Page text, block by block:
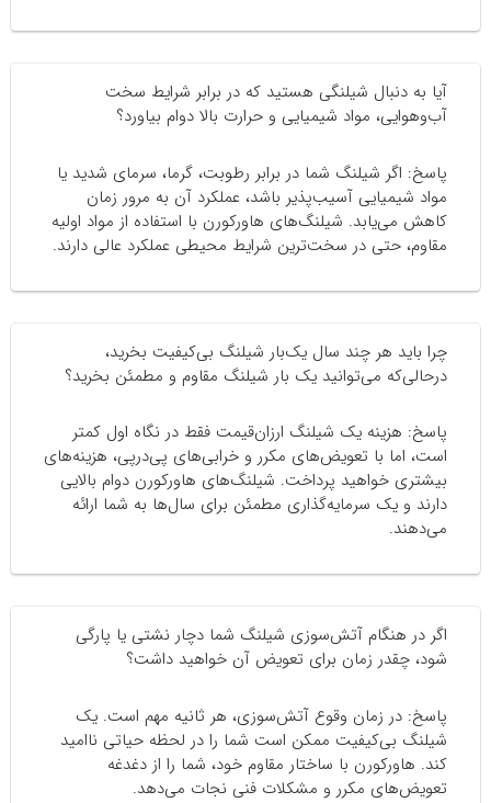
آیا به دنبال شیلنگی هستید که در برابر شرایط سخت
آب‌وهوایی، مواد شیمیایی و حرارت بالا دوام بیاورد؟
پاسخ: اگر شیلنگ شما در برابر رطوبت، گرما، سرمای شدید یا
مواد شیمیایی آسیب‌پذیر باشد، عملکرد آن به مرور زمان
کاهش می‌یابد. شیلنگ‌های هاورکورن با استفاده از مواد اولیه
مقاوم، حتی در سخت‌ترین شرایط محیطی عملکرد عالی دارند.
چرا باید هر چند سال یک‌بار شیلنگ بی‌کیفیت بخرید،
درحالی‌که می‌توانید یک بار شیلنگ مقاوم و مطمئن بخرید؟
پاسخ: هزینه یک شیلنگ ارزان‌قیمت فقط در نگاه اول کمتر
است، اما با تعویض‌های مکرر و خرابی‌های پی‌درپی، هزینه‌های
بیشتری خواهید پرداخت. شیلنگ‌های هاورکورن دوام بالایی
دارند و یک سرمایه‌گذاری مطمئن برای سال‌ها به شما ارائه
می‌دهند.
اگر در هنگام آتش‌سوزی شیلنگ شما دچار نشتی یا پارگی
شود، چقدر زمان برای تعویض آن خواهید داشت؟
پاسخ: در زمان وقوع آتش‌سوزی، هر ثانیه مهم است. یک
شیلنگ بی‌کیفیت ممکن است شما را در لحظه حیاتی ناامید
کند. هاورکورن با ساختار مقاوم خود، شما را از دغدغه
تعویض‌های مکرر و مشکلات فنی نجات می‌دهد.